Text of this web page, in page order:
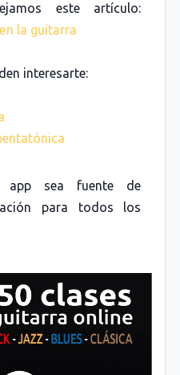
este artículo:
la guitarra
interesarte:
app sea fuente de
para todos los